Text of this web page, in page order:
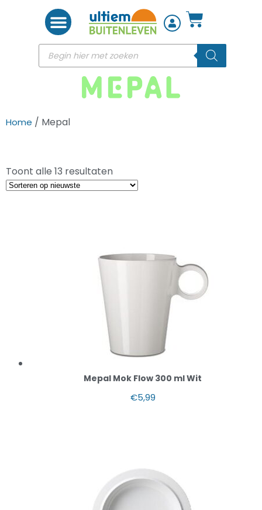
Home / Mepal
Toont alle 13 resultaten
Mepal Mok Flow 300 ml Wit
€5,99